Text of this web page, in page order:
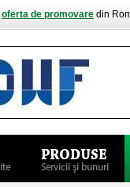
oferta de promovare din